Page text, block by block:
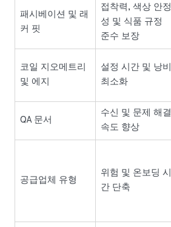
패시베이션 및 래
커 핏
접착력, 색상 안정
성 및 식품 규정
준수 보장
코일 지오메트리
및 에지
설정 시간 및 낭비
최소화
QA 문서
수신 및 문제 해결
속도 향상
공급업체 유형
위험 및 온보딩 시
간 단축